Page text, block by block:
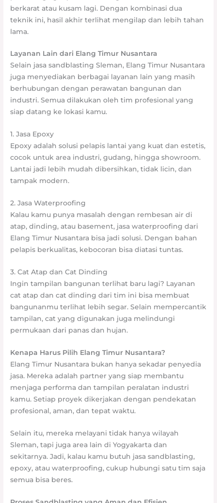
berkarat atau kusam lagi. Dengan kombinasi dua
teknik ini, hasil akhir terlihat mengilap dan lebih tahan
lama.
Layanan Lain dari Elang Timur Nusantara
Selain jasa sandblasting Sleman, Elang Timur Nusantara
juga menyediakan berbagai layanan lain yang masih
berhubungan dengan perawatan bangunan dan
industri. Semua dilakukan oleh tim profesional yang
siap datang ke lokasi kamu.
1. Jasa Epoxy
Epoxy adalah solusi pelapis lantai yang kuat dan estetis,
cocok untuk area industri, gudang, hingga showroom.
Lantai jadi lebih mudah dibersihkan, tidak licin, dan
tampak modern.
2. Jasa Waterproofing
Kalau kamu punya masalah dengan rembesan air di
atap, dinding, atau basement, jasa waterproofing dari
Elang Timur Nusantara bisa jadi solusi. Dengan bahan
pelapis berkualitas, kebocoran bisa diatasi tuntas.
3. Cat Atap dan Cat Dinding
Ingin tampilan bangunan terlihat baru lagi? Layanan
cat atap dan cat dinding dari tim ini bisa membuat
bangunanmu terlihat lebih segar. Selain mempercantik
tampilan, cat yang digunakan juga melindungi
permukaan dari panas dan hujan.
Kenapa Harus Pilih Elang Timur Nusantara?
Elang Timur Nusantara bukan hanya sekadar penyedia
jasa. Mereka adalah partner yang siap membantu
menjaga performa dan tampilan peralatan industri
kamu. Setiap proyek dikerjakan dengan pendekatan
profesional, aman, dan tepat waktu.
Selain itu, mereka melayani tidak hanya wilayah
Sleman, tapi juga area lain di Yogyakarta dan
sekitarnya. Jadi, kalau kamu butuh jasa sandblasting,
epoxy, atau waterproofing, cukup hubungi satu tim saja
semua bisa beres.